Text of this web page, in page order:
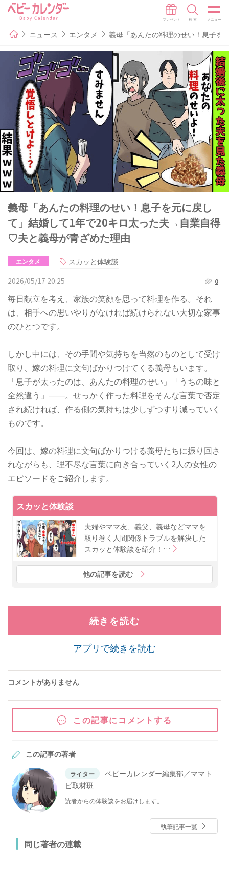
ニュース エンタメ 義母「あんたの料理のせい！息子
義母「あんたの料理のせい！息子を元に戻し
て」結婚して1年で20キロ太った夫→自業自得
♡夫と義母が青ざめた理由
エンタメ
スカッと体験談
2026/05/17 20:25
0
毎日献立を考え、家族の笑顔を思って料理を作る。それ
は、相手への思いやりがなければ続けられない大切な家事
のひとつです。
しかし中には、その手間や気持ちを当然のものとして受け
取り、嫁の料理に文句ばかりつけてくる義母もいます。
「息子が太ったのは、あんたの料理のせい」「うちの味と
全然違う」――。せっかく作った料理をそんな言葉で否定
され続ければ、作る側の気持ちは少しずつすり減っていく
ものです。
今回は、嫁の料理に文句ばかりつける義母たちに振り回さ
れながらも、理不尽な言葉に向き合っていく2人の女性の
エピソードをご紹介します。
スカッと体験談
夫婦やママ友、義父、義母などママを
取り巻く人間関係トラブルを解決した
スカッと体験談を紹介！…
他の記事を読む
続きを読む
アプリで続きを読む
コメントがありません
この記事にコメントする
この記事の著者
ライター
ベビーカレンダー編集部／ママト
ピ取材班
読者からの体験談をお届けします。
執筆記事一覧
同じ著者の連載